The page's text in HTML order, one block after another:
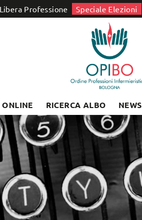
Libera Professione Speciale Elezioni
ONLINE RICERCA ALBO NEWS